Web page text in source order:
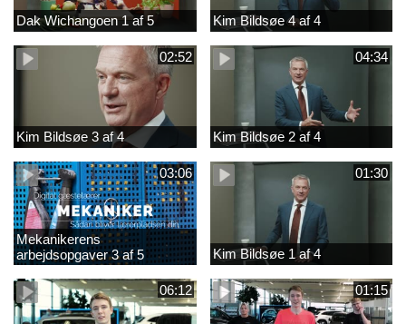
Dak Wichangoen 1 af 5 Kim Bildsøe 4 af 4
02:52
Kim Bildsøe 3 af 4
04:34
Kim Bildsøe 2 af 4
03:06
Mekanikerens
arbejdsopgaver 3 af 5
(lærepladssøgning)
01:30
Kim Bildsøe 1 af 4
06:12 01:15